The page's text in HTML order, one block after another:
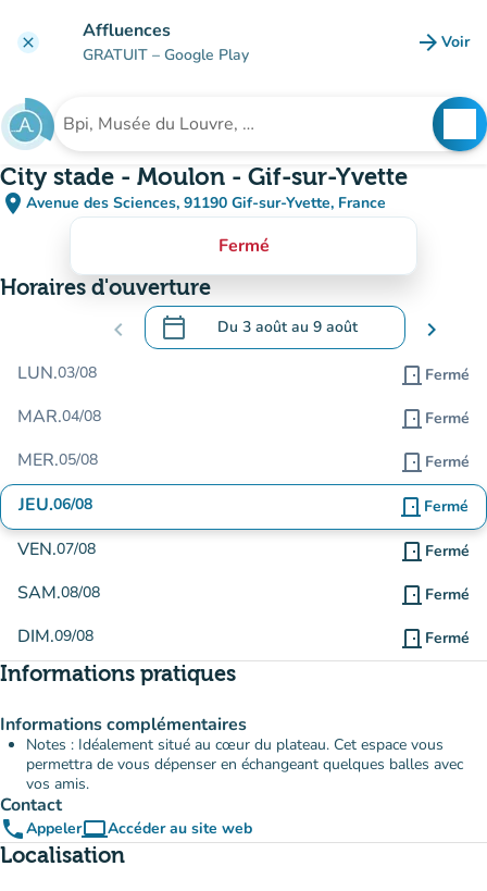
clear Affluences
GRATUIT – Google Play arrow_forward Voir
Rechercher un établissement
City stade - Moulon - Gif-sur-Yvette
place Avenue des Sciences, 91190 Gif-sur-Yvette, France
(ouvrir dans Google Maps)
(nouvel onglet)
Fermé
Horaires d'ouverture
chevron_left calendar_today Du 3 aoûtau 9 août
.Ouvrir le calendrier pour changer de
chevron_right
LUN.03/08 door_front Fermé
MAR.04/08 door_front Fermé
MER.05/08 door_front Fermé
JEU.06/08 door_front Fermé
VEN.07/08 door_front Fermé
SAM.08/08 door_front Fermé
DIM.09/08 door_front Fermé
Informations pratiques
Informations complémentaires
Notes : Idéalement situé au cœur du plateau. Cet espace vous
permettra de vous dépenser en échangeant quelques balles avec
vos amis.
Contact
phoneAppelercomputerAccéder au site web
(nouvel onglet)
Localisation